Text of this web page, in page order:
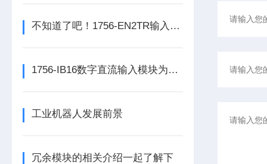
不知道了吧！1756-EN2TR输入模块是数控系统动力的保障
1756-IB16数字直流输入模块为整个自动化系统提供精准的数据支撑
工业机器人发展前景
冗余模块的相关介绍一起了解下